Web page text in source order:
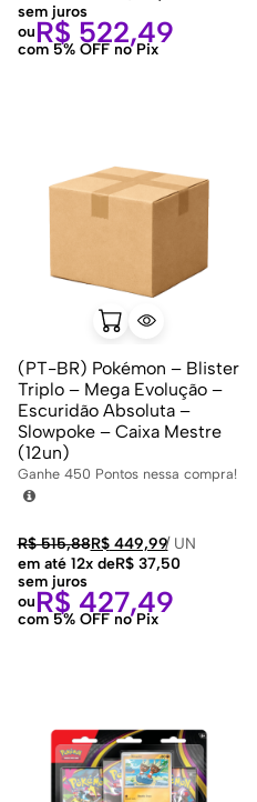
sem juros
ouR$ 522,49
com 5% OFF no Pix
(PT-BR) Pokémon – Blister
Triplo – Mega Evolução –
Escuridão Absoluta –
Slowpoke – Caixa Mestre
(12un)
Ganhe 450 Pontos nessa compra!
R$515,88R$449,99/UN
em até 12x deR$37,50
sem juros
ouR$ 427,49
com 5% OFF no Pix